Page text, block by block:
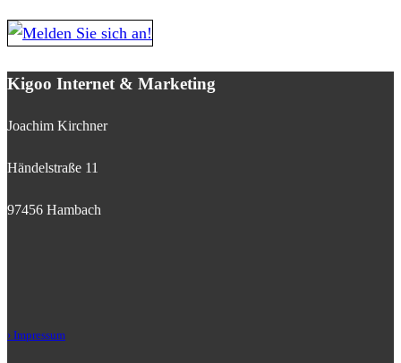
Kigoo Internet & Marketing
Joachim Kirchner
Händelstraße 11
97456 Hambach
› Impressum